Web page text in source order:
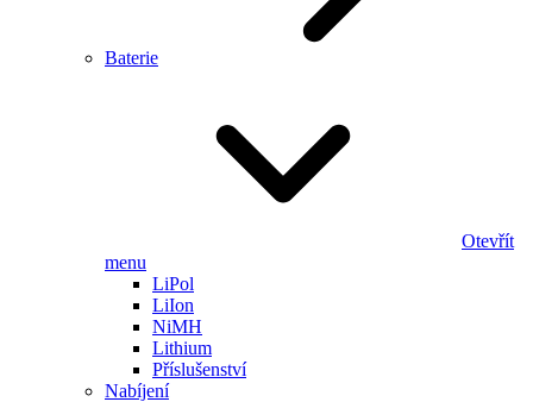
Baterie
Otevřít
menu
LiPol
LiIon
NiMH
Lithium
Příslušenství
Nabíjení